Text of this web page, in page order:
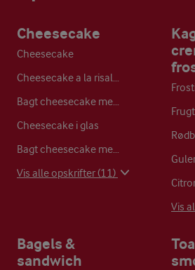
Cheesecake
Cheesecake
Cheesecake i glas
Vis alle opskrifter (11)
Vis
Bagels &
sandwich